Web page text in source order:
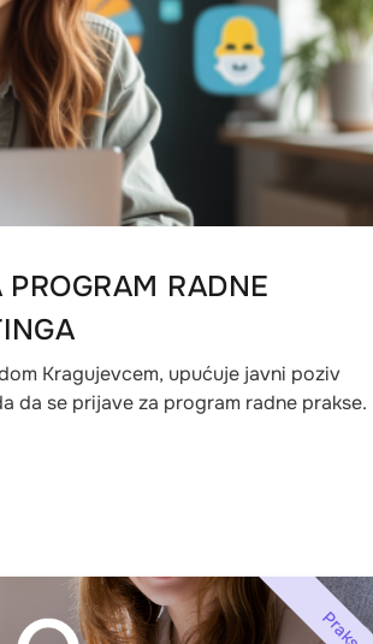
RADNE
Kragujevcem, upućuje javni poziv
da se prijave za program radne prakse.
Praksa